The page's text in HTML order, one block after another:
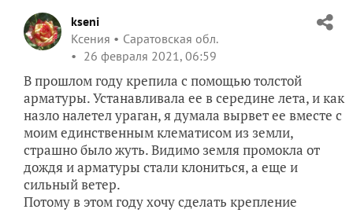
kseni
Ксения
Саратовская обл.
26 февраля 2021, 06:59
В прошлом году крепила с помощью толстой
арматуры. Устанавливала ее в середине лета, и как
назло налетел ураган, я думала вырвет ее вместе с
моим единственным клематисом из земли,
страшно было жуть. Видимо земля промокла от
дождя и арматуры стали клониться, а еще и
сильный ветер.
Потому в этом году хочу сделать крепление